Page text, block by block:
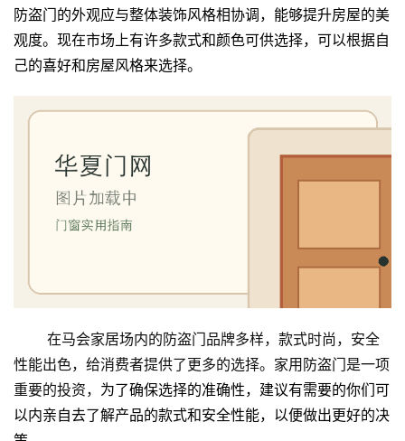
门
卫
防盗门的外观应与整体装饰风格相协调，能够提升房屋的美
观度。现在市场上有许多款式和颜色可供选择，可以根据自
己的喜好和房屋风格来选择。
在马会家居场内的防盗门品牌多样，款式时尚，安全
性能出色，给消费者提供了更多的选择。家用防盗门是一项
重要的投资， 为了确保选择的准确性，建议有需要的你们可
以内亲自去了解产品的款式和安全性能，以便做出更好的决